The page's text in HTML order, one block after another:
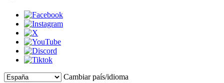
Cambiar país/idioma